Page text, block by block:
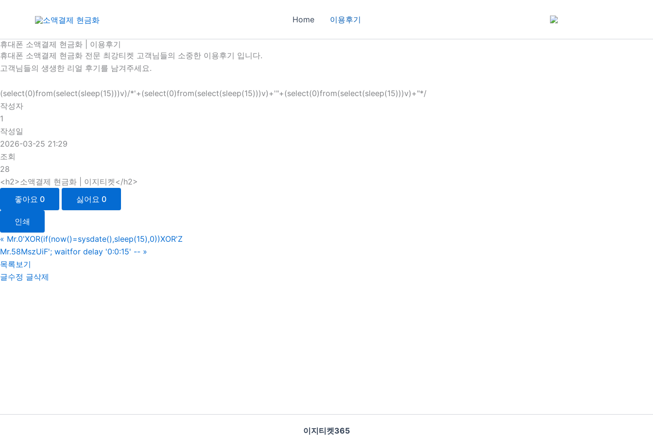
로
건
너
기
Home 이용후기
휴대폰 소액결제 현금화 | 이용후기
휴대폰 소액결제 현금화 전문 최강티켓 고객님들의 소중한 이용후기 입니다.
고객님들의 생생한 리얼 후기를 남겨주세요.
(select(0)from(select(sleep(15)))v)/*'+(select(0)from(select(sleep(15)))v)+'"+(select(0)from(select(sleep(15)))v)+"*/
작성자
1
작성일
2026-03-25 21:29
조회
28
<h2>소액결제 현금화 | 이지티켓</h2>
좋아요 0 싫어요 0
인쇄
« Mr.0'XOR(if(now()=sysdate(),sleep(15),0))XOR'Z
Mr.58MszUiF'; waitfor delay '0:0:15' -- »
목록보기
글수정 글삭제
이지티켓365